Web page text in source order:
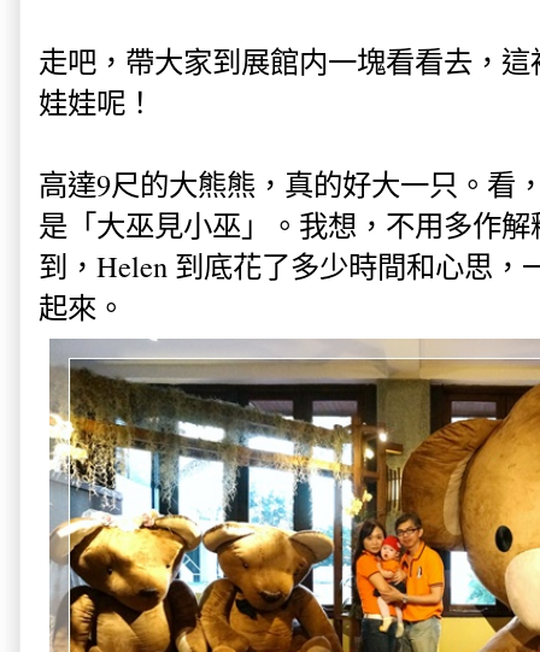
走吧，帶大家到展館内一塊看看去，
娃娃呢！
高達9尺的大熊熊，真的好大一只。看
是「大巫見小巫」。我想，不用多作
到，Helen 到底花了多少時間和心思，
起來。